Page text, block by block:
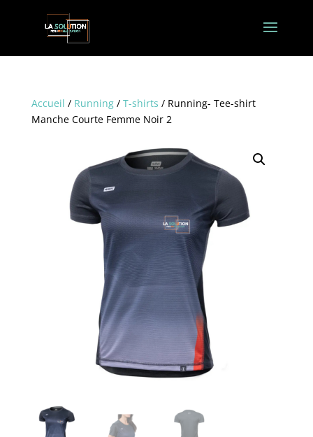
Accueil / Running/ T-shirts / Running- Tee-shirt
Manche Courte Femme Noir 2